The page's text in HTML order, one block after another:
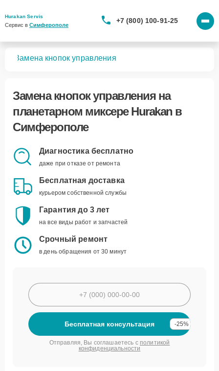
Hurakan Servis
Сервис в Симферополе
+7 (800) 100-91-25
Замена кнопок управления
Замена кнопок управленияна
планетарном миксере Hurakan в
Симферополе
Диагностика бесплатно
даже при отказе от ремонта
Бесплатная доставка
курьером собственной службы
Гарантия до 3 лет
на все виды работ и запчастей
Срочный ремонт
в день обращения от 30 минут
Бесплатная консультация -25%
Отправляя, Вы соглашаетесь с политикой
конфиденциальности